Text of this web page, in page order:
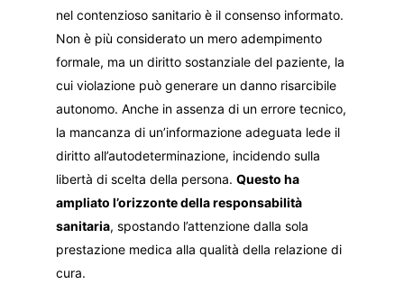
nel contenzioso sanitario è il consenso informato.
Non è più considerato un mero adempimento
formale, ma un diritto sostanziale del paziente, la
cui violazione può generare un danno risarcibile
autonomo. Anche in assenza di un errore tecnico,
la mancanza di un’informazione adeguata lede il
diritto all’autodeterminazione, incidendo sulla
libertà di scelta della persona.Questo ha
ampliato l’orizzonte della responsabilità
sanitaria, spostando l’attenzione dalla sola
prestazione medica alla qualità della relazione di
cura.